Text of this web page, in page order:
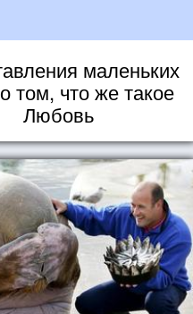
маленьких
том, что же такое
Любовь